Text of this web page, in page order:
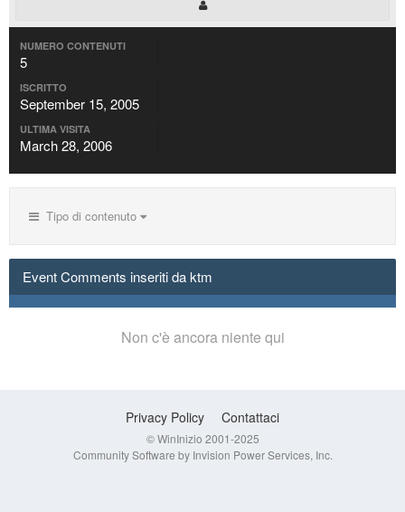
NUMERO CONTENUTI
5
ISCRITTO
September 15, 2005
ULTIMA VISITA
March 28, 2006
Tipo di contenuto
Event Comments inseriti da ktm
Non c'è ancora niente qui
Privacy Policy Contattaci
© WinInizio 2001-2025
Community Software by Invision Power Services, Inc.